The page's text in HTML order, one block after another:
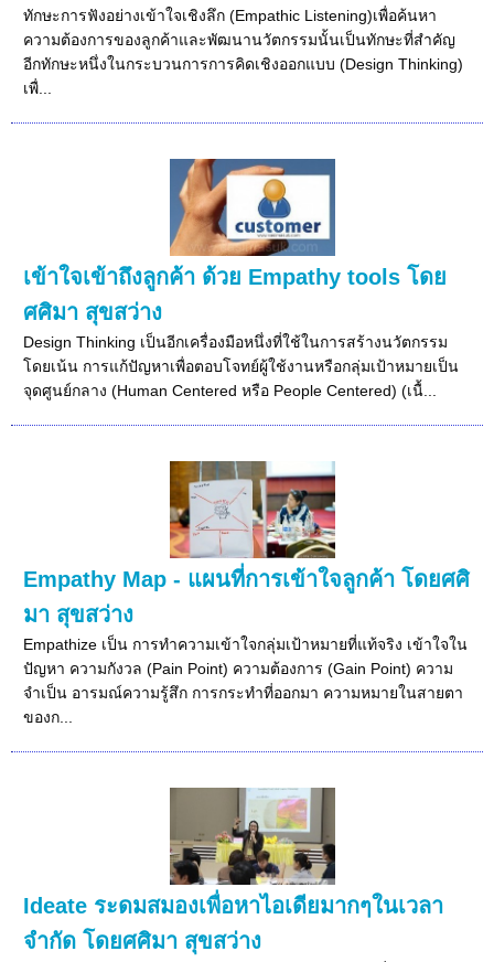
ทักษะการฟังอย่างเข้าใจเชิงลึก (Empathic Listening)เพื่อค้นหา
ความต้องการของลูกค้าและพัฒนานวัตกรรมนั้นเป็นทักษะที่สำคัญ
อีกทักษะหนึ่งในกระบวนการการคิดเชิงออกแบบ (Design Thinking)
เพื่...
เข้าใจเข้าถึงลูกค้า ด้วย Empathy tools โดย
ศศิมา สุขสว่าง
Design Thinking เป็นอีกเครื่องมือหนึ่งที่ใช้ในการสร้างนวัตกรรม
โดยเน้น การแก้ปัญหาเพื่อตอบโจทย์ผู้ใช้งานหรือกลุ่มเป้าหมายเป็น
จุดศูนย์กลาง (Human Centered หรือ People Centered) (เนื้...
Empathy Map - แผนที่การเข้าใจลูกค้า โดยศศิ
มา สุขสว่าง
Empathize เป็น การทำความเข้าใจกลุ่มเป้าหมายที่แท้จริง เข้าใจใน
ปัญหา ความกังวล (Pain Point) ความต้องการ (Gain Point) ความ
จำเป็น อารมณ์ความรู้สึก การกระทำที่ออกมา ความหมายในสายตา
ของก...
Ideate ระดมสมองเพื่อหาไอเดียมากๆในเวลา
จำกัด โดยศศิมา สุขสว่าง